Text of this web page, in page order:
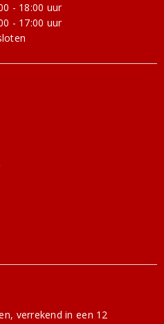
- 18:00 uur
- 17:00 uur
verrekend in een 12